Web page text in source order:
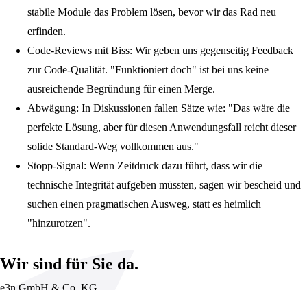
stabile Module das Problem lösen, bevor wir das Rad neu
erfinden.
Code-Reviews mit Biss: Wir geben uns gegenseitig Feedback
zur Code-Qualität. "Funktioniert doch" ist bei uns keine
ausreichende Begründung für einen Merge.
Abwägung: In Diskussionen fallen Sätze wie: "Das wäre die
perfekte Lösung, aber für diesen Anwendungsfall reicht dieser
solide Standard-Weg vollkommen aus."
Stopp-Signal: Wenn Zeitdruck dazu führt, dass wir die
technische Integrität aufgeben müssten, sagen wir bescheid und
suchen einen pragmatischen Ausweg, statt es heimlich
"hinzurotzen".
Wir sind für Sie da.